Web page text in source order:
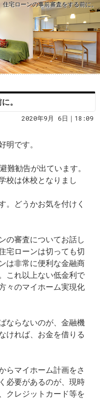
住宅ローンの事前審査をする前に。
。
2020年9月 6日｜18:09
明です。
難勧告が出ています。
校は休校となりまし
。どうかお気を付けく
の審査についてお話し
宅ローンは切っても切
は非常に便利な金融商
これ以上ない低金利で
々のマイホーム実現化
ならないのが、金融機
ければ、お金を借りる
らマイホーム計画をさ
必要があるのが、現時
クレジットカード等を